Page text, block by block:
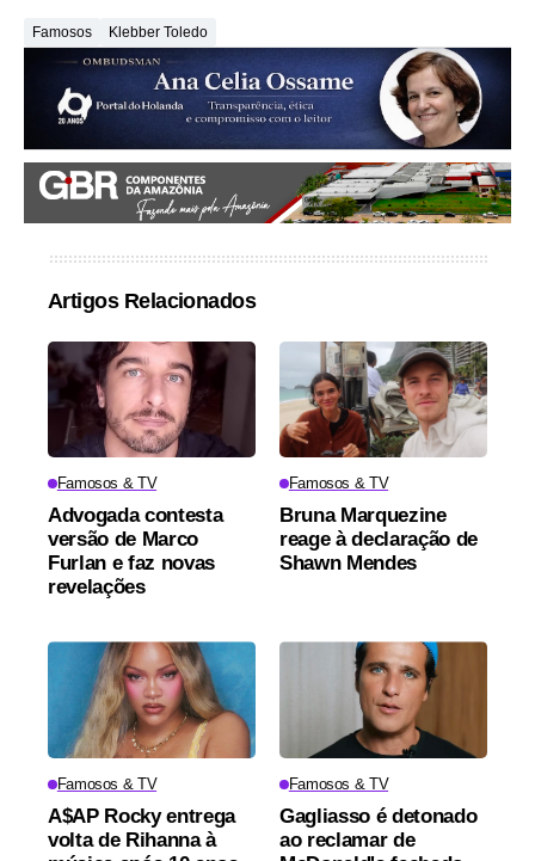
Famosos Klebber Toledo
Artigos Relacionados
Famosos & TV
Advogada contesta
versão de Marco
Furlan e faz novas
revelações
Famosos & TV
Bruna Marquezine
reage à declaração de
Shawn Mendes
Famosos & TV
A$AP Rocky entrega
volta de Rihanna à
Famosos & TV
Gagliasso é detonado
ao reclamar de